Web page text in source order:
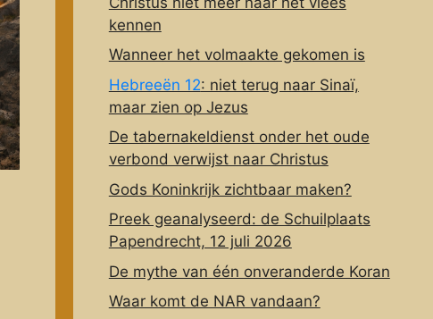
kennen
Wanneer het volmaakte gekomen is
Hebreeën 12: niet terug naar Sinaï,
maar zien op Jezus
De tabernakeldienst onder het oude
verbond verwijst naar Christus
Gods Koninkrijk zichtbaar maken?
Preek geanalyseerd: de Schuilplaats
Papendrecht, 12 juli 2026
De mythe van één onveranderde Koran
Waar komt de NAR vandaan?